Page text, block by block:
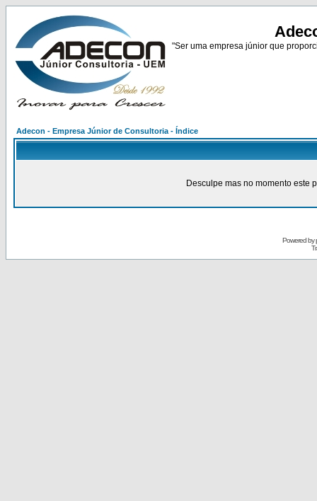
"Ser uma empresa júnior que
Adecon - Empresa Júnior de Consultoria - Índice
Desculpe mas no momento este
Powered by